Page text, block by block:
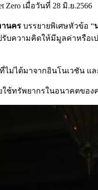
Zero เมื่อวันที่ 28 มิ.ย.2566
านคร บรรยายพิเศษหัวข้อ “
รับความคิดให้มีมูลค่าหรือ
ม่ได้มาจากอินโนเวชัน
ใช้ทรัพยากรในอนาคตข